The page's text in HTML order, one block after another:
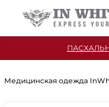
Медицинская одежда